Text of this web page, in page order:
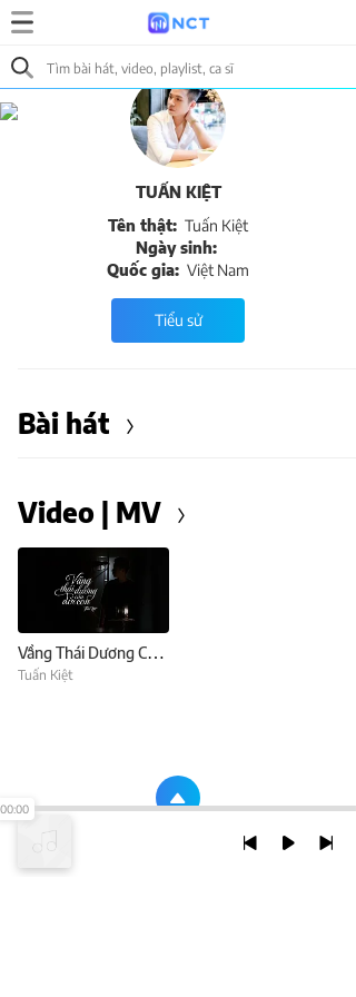
TUẤN KIỆT
Tên thật: Tuấn Kiệt
Ngày sinh:
Quốc gia: Việt Nam
Tiểu sử
Bài hát
Video | MV
Vầng Thái Dương Của Đời Con
Tuấn Kiệt
00:00